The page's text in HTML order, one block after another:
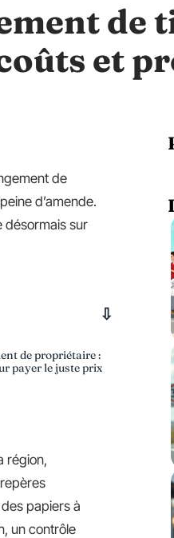
de
et
de
d’amende.
désormais sur
de propriétaire :
payer le juste prix
région,
papiers à
un contrôle